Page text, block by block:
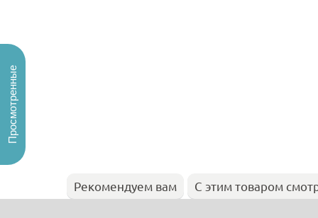
Рекомендуем вам С этим товаром
Просмотренные